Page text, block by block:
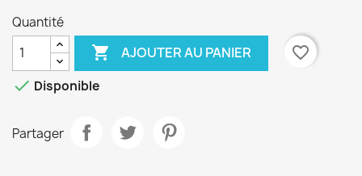
Quantité
 AJOUTER AU PANIER
favorite_border
 Disponible
Partager